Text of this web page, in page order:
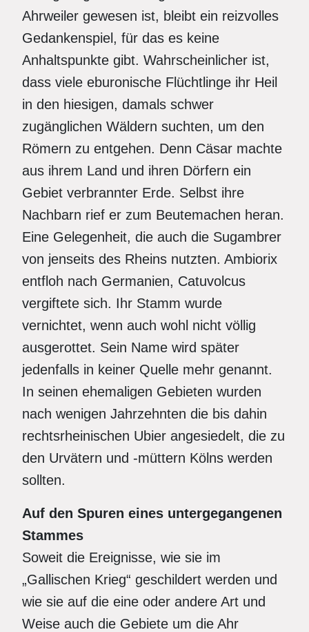
Ahrweiler gewesen ist, bleibt ein reizvolles
Gedankenspiel, für das es keine
Anhaltspunkte gibt. Wahrscheinlicher ist,
dass viele eburonische Flüchtlinge ihr Heil
in den hiesigen, damals schwer
zugänglichen Wäldern suchten, um den
Römern zu entgehen. Denn Cäsar machte
aus ihrem Land und ihren Dörfern ein
Gebiet verbrannter Erde. Selbst ihre
Nachbarn rief er zum Beutemachen heran.
Eine Gelegenheit, die auch die Sugambrer
von jenseits des Rheins nutzten. Ambiorix
entfloh nach Germanien, Catuvolcus
vergiftete sich. Ihr Stamm wurde
vernichtet, wenn auch wohl nicht völlig
ausgerottet. Sein Name wird später
jedenfalls in keiner Quelle mehr genannt.
In seinen ehemaligen Gebieten wurden
nach wenigen Jahrzehnten die bis dahin
rechtsrheinischen Ubier angesiedelt, die zu
den Urvätern und -müttern Kölns werden
sollten.
Auf den Spuren eines untergegangenen
Stammes
Soweit die Ereignisse, wie sie im
„Gallischen Krieg“ geschildert werden und
wie sie auf die eine oder andere Art und
Weise auch die Gebiete um die Ahr